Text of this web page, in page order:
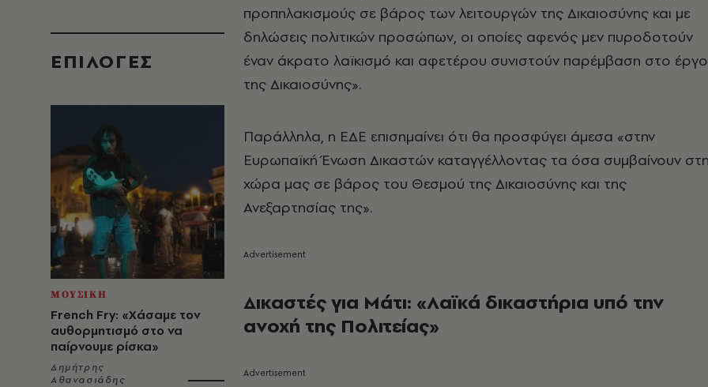
EΠΙΛΟΓΈΣ
ΜΟΥΣΙΚΗ
French Fry: «Χάσαμε τον
αυθορμητισμό στο να
παίρνουμε ρίσκα»
Δημήτρης
Αθανασιάδης
προπηλακισμούς σε βάρος των λειτουργών της Δικαιοσύνης και με
δηλώσεις πολιτικών προσώπων, οι οποίες αφενός μεν πυροδοτούν
έναν άκρατο λαϊκισμό και αφετέρου συνιστούν παρέμβαση στο έργο
της Δικαιοσύνης».
Παράλληλα, η ΕΔΕ επισημαίνει ότι θα προσφύγει άμεσα «στην
Ευρωπαϊκή Ένωση Δικαστών καταγγέλλοντας τα όσα συμβαίνουν
χώρα μας σε βάρος του Θεσμού της Δικαιοσύνης και της
Ανεξαρτησίας της».
Δικαστές για Μάτι: «Λαϊκά δικαστήρια υπό την
ανοχή της Πολιτείας»